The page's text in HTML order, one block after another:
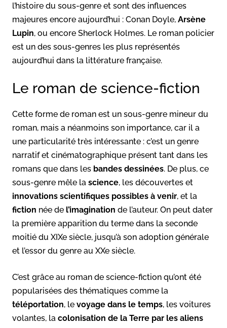
l’histoire du sous-genre et sont des influences
majeures encore aujourd’hui : Conan Doyle, Arsène
Lupin, ou encore Sherlock Holmes. Le roman policier
est un des sous-genres les plus représentés
aujourd’hui dans la littérature française.
Le roman de science-fiction
Cette forme de roman est un sous-genre mineur du
roman, mais a néanmoins son importance, car il a
une particularité très intéressante : c’est un genre
narratif et cinématographique présent tant dans les
romans que dans les bandes dessinées. De plus, ce
sous-genre mêle la science, les découvertes et
innovations scientifiques possibles à venir, et la
fiction née de l’imagination de l’auteur. On peut dater
la première apparition du terme dans la seconde
moitié du XIXe siècle, jusqu’à son adoption générale
et l’essor du genre au XXe siècle.
C’est grâce au roman de science-fiction qu’ont été
popularisées des thématiques comme la
téléportation, le voyage dans le temps, les voitures
volantes, la colonisation de la Terre par les aliens